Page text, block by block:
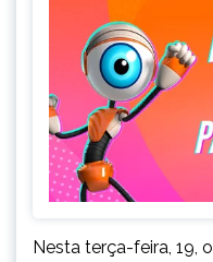
Nesta terça-feira, 19,